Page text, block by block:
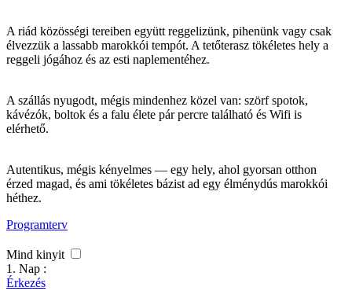
A riád közösségi tereiben együtt reggelizünk, pihenünk vagy csak
élvezzük a lassabb marokkói tempót. A tetőterasz tökéletes hely a
reggeli jógához és az esti naplementéhez.
A szállás nyugodt, mégis mindenhez közel van: szörf spotok,
kávézók, boltok és a falu élete pár percre található és Wifi is
elérhető.
Autentikus, mégis kényelmes — egy hely, ahol gyorsan otthon
érzed magad, és ami tökéletes bázist ad egy élménydús marokkói
héthez.
Programterv
Mind kinyit
1. Nap :
Érkezés